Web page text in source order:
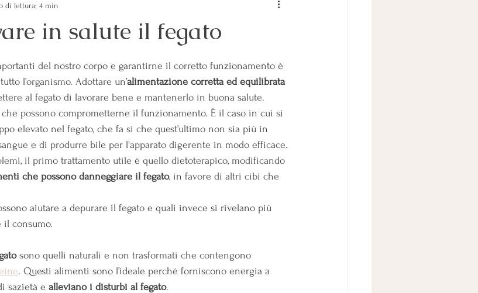
in salute il fegato
di lettura: 4 min
del nostro corpo e garantirne il corretto funzionamento è
l’organismo. Adottare un’alimentazione corretta ed equilibrata
al fegato di lavorare bene e mantenerlo in buona salute.
possono comprometterne il funzionamento. È il caso in cui si
elevato nel fegato, che fa sì che quest’ultimo non sia più in
e di produrre bile per l'apparato digerente in modo efficace.
il primo trattamento utile è quello dietoterapico, modificando
che possono danneggiare il fegato, in favore di altri cibi che
aiutare a depurare il fegato e quali invece si rivelano più
il consumo.
sono quelli naturali e non trasformati che contengono
. Questi alimenti sono l’ideale perché forniscono energia a
sazietà e alleviano i disturbi al fegato.